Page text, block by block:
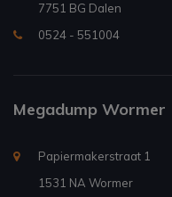
7751 BG Dalen
0524 - 551004
Megadump Wormer
Papiermakerstraat 1
1531 NA Wormer